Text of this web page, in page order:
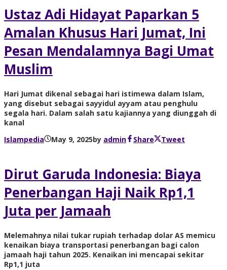
Ustaz Adi Hidayat Paparkan 5
Amalan Khusus Hari Jumat, Ini
Pesan Mendalamnya Bagi Umat
Muslim
Hari Jumat dikenal sebagai hari istimewa dalam Islam,
yang disebut sebagai sayyidul ayyam atau penghulu
segala hari. Dalam salah satu kajiannya yang diunggah di
kanal
Islampedia
May 9, 2025by admin Share Tweet
Dirut Garuda Indonesia: Biaya
Penerbangan Haji Naik Rp1,1
Juta per Jamaah
Melemahnya nilai tukar rupiah terhadap dolar AS memicu
kenaikan biaya transportasi penerbangan bagi calon
jamaah haji tahun 2025. Kenaikan ini mencapai sekitar
Rp1,1 juta